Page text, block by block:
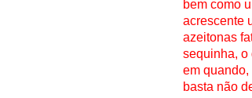
bem como
acrescente
azeitonas
sequinha, o
em quando,
basta não